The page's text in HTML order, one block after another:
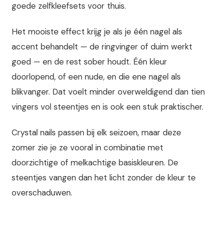
goede zelfkleefsets voor thuis.
Het mooiste effect krijg je als je één nagel als
accent behandelt — de ringvinger of duim werkt
goed — en de rest sober houdt. Één kleur
doorlopend, of een nude, en die ene nagel als
blikvanger. Dat voelt minder overweldigend dan tien
vingers vol steentjes en is ook een stuk praktischer.
Crystal nails passen bij elk seizoen, maar deze
zomer zie je ze vooral in combinatie met
doorzichtige of melkachtige basiskleuren. De
steentjes vangen dan het licht zonder de kleur te
overschaduwen.